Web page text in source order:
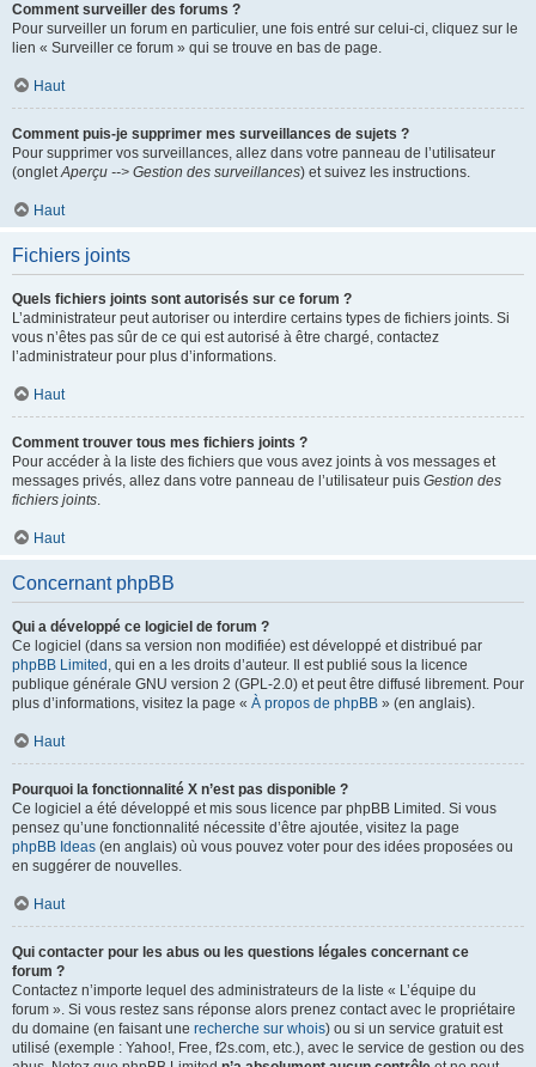
Comment surveiller des forums ?
Pour surveiller un forum en particulier, une fois entré sur celui-ci, cliquez sur le
lien « Surveiller ce forum » qui se trouve en bas de page.
Haut
Comment puis-je supprimer mes surveillances de sujets ?
Pour supprimer vos surveillances, allez dans votre panneau de l’utilisateur
(ongletAperçu --> Gestion des surveillances) et suivez les instructions.
Haut
Fichiers joints
Quels fichiers joints sont autorisés sur ce forum ?
L’administrateur peut autoriser ou interdire certains types de fichiers joints. Si
vous n’êtes pas sûr de ce qui est autorisé à être chargé, contactez
l’administrateur pour plus d’informations.
Haut
Comment trouver tous mes fichiers joints ?
Pour accéder à la liste des fichiers que vous avez joints à vos messages et
messages privés, allez dans votre panneau de l’utilisateur puis Gestion des
fichiers joints.
Haut
Concernant phpBB
Qui a développé ce logiciel de forum ?
Ce logiciel (dans sa version non modifiée) est développé et distribué par
phpBB Limited , qui en a les droits d’auteur. Il est publié sous la licence
publique générale GNU version 2 (GPL-2.0) et peut être diffusé librement. Pour
plus d’informations, visitez la page « À propos de phpBB » (en anglais).
Haut
Pourquoi la fonctionnalité X n’est pas disponible ?
Ce logiciel a été développé et mis sous licence par phpBB Limited. Si vous
pensez qu’une fonctionnalité nécessite d’être ajoutée, visitez la page
phpBB Ideas (en anglais) où vous pouvez voter pour des idées proposées ou
en suggérer de nouvelles.
Haut
Qui contacter pour les abus ou les questions légales concernant ce
forum ?
Contactez n’importe lequel des administrateurs de la liste « L’équipe du
forum ». Si vous restez sans réponse alors prenez contact avec le propriétaire
du domaine (en faisant une recherche sur whois) ou si un service gratuit est
utilisé (exemple : Yahoo!, Free, f2s.com, etc.), avec le service de gestion ou des